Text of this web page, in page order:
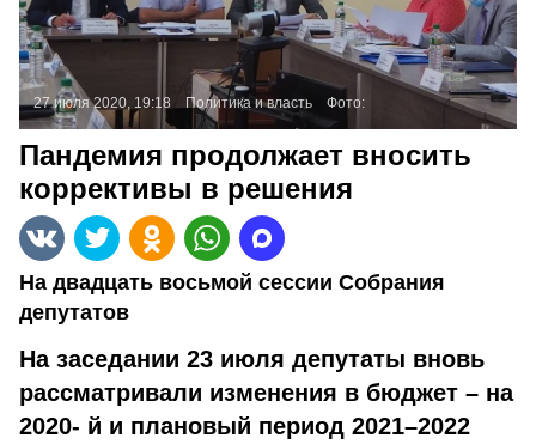
27 июля 2020, 19:18 Политика и власть Фото:
Пандемия продолжает вносить
коррективы в решения
На двадцать восьмой сессии Собрания
депутатов
На заседании 23 июля депутаты вновь
рассматривали изменения в бюджет – на
2020- й и плановый период 2021–2022